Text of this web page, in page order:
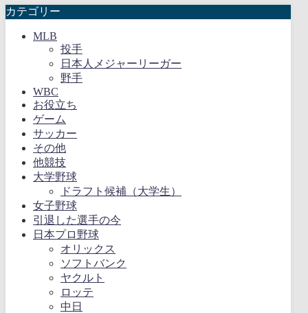
カテゴリー
MLB
投手
日本人メジャーリーガー
野手
WBC
お役立ち
ゲーム
サッカー
その他
他競技
大学野球
ドラフト候補（大学生）
女子野球
引退した選手の今
日本プロ野球
オリックス
ソフトバンク
ヤクルト
ロッテ
中日